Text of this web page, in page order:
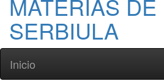
MATERIAS DE
SERBIULA
Inicio